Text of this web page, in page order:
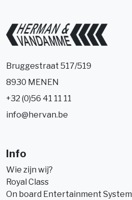
Bruggestraat 517/519
8930 MENEN
+32 (0)56 41 11 11
info@hervan.be
Info
Wie zijn wij?
Royal Class
On board Entertainment System